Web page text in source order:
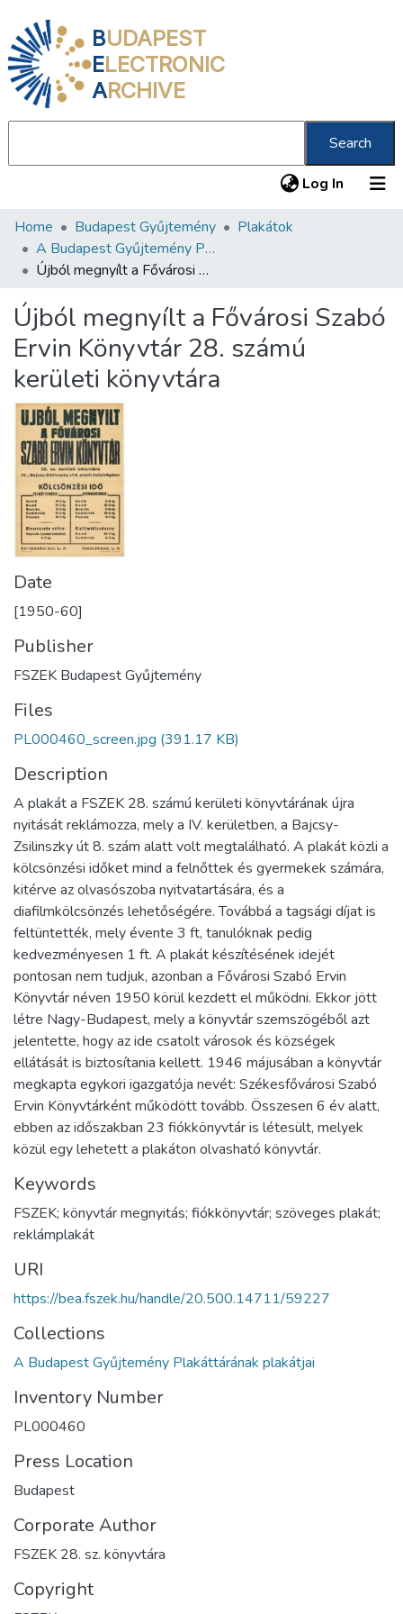
BUDAPEST
ELECTRONIC
ARCHIVE
Search
Log In (current)
Communities & Collections
All of DSpace
Statistics
About us
Home Budapest Gyűjtemény
Plakátok
A Budapest Gyűjtemény Plakáttárának plakátjai
Újból megnyílt a Fővárosi Szabó Ervin Könyvtár 28. számú kerületi könyvtára
Újból megnyílt a Fővárosi Szabó
Ervin Könyvtár 28. számú
kerületi könyvtára
Date
[1950-60]
Publisher
FSZEK Budapest Gyűjtemény
Files
PL000460_screen.jpg (391.17 KB)
Description
A plakát a FSZEK 28. számú kerületi könyvtárának újra
nyitását reklámozza, mely a IV. kerületben, a Bajcsy-
Zsilinszky út 8. szám alatt volt megtalálható. A plakát közli a
kölcsönzési időket mind a felnőttek és gyermekek számára,
kitérve az olvasószoba nyitvatartására, és a
diafilmkölcsönzés lehetőségére. Továbbá a tagsági díjat is
feltüntették, mely évente 3 ft, tanulóknak pedig
kedvezményesen 1 ft. A plakát készítésének idejét
pontosan nem tudjuk, azonban a Fővárosi Szabó Ervin
Könyvtár néven 1950 körül kezdett el működni. Ekkor jött
létre Nagy-Budapest, mely a könyvtár szemszögéből azt
jelentette, hogy az ide csatolt városok és községek
ellátását is biztosítania kellett. 1946 májusában a könyvtár
megkapta egykori igazgatója nevét: Székesfővárosi Szabó
Ervin Könyvtárként működött tovább. Összesen 6 év alatt,
ebben az időszakban 23 fiókkönyvtár is létesült, melyek
közül egy lehetett a plakáton olvasható könyvtár.
Keywords
FSZEK; könyvtár megnyitás; fiókkönyvtár; szöveges plakát;
reklámplakát
URI
https://bea.fszek.hu/handle/20.500.14711/59227
Collections
A Budapest Gyűjtemény Plakáttárának plakátjai
Inventory Number
PL000460
Press Location
Budapest
Corporate Author
FSZEK 28. sz. könyvtára
Copyright